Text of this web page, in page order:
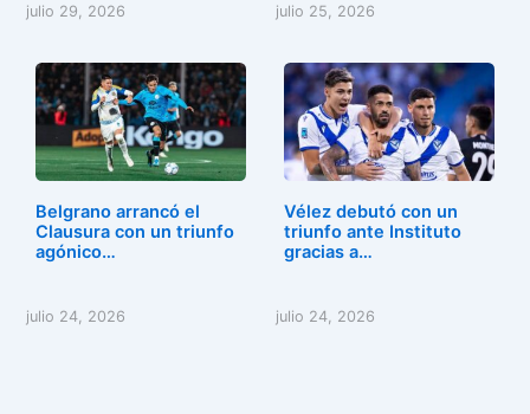
julio 29, 2026 julio 25, 2026
Belgrano arrancó el
Clausura con un triunfo
agónico…
julio 24, 2026
Vélez debutó con un
triunfo ante Instituto
gracias a…
julio 24, 2026